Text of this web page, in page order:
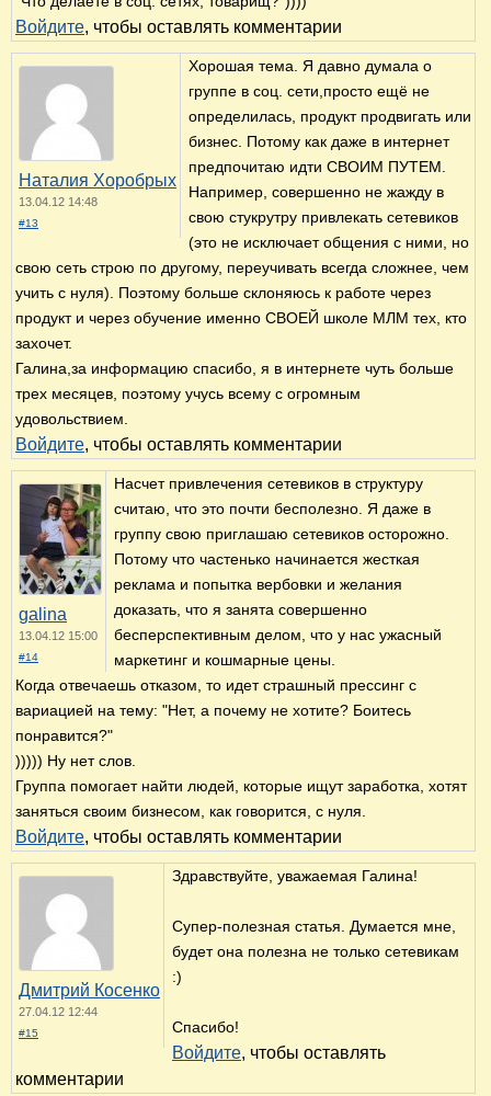
Войдите, чтобы оставлять комментарии
Наталия Хоробрых
13.04.12 14:48
#13
Хорошая тема. Я давно думала о
группе в соц. сети,просто ещё не
определилась, продукт продвигать или
бизнес. Потому как даже в интернет
предпочитаю идти СВОИМ ПУТЕМ.
Например, совершенно не жажду в
свою стукрутру привлекать сетевиков
(это не исключает общения с ними, но
свою сеть строю по другому, переучивать всегда сложнее, чем
учить с нуля). Поэтому больше склоняюсь к работе через
продукт и через обучение именно СВОЕЙ школе МЛМ тех, кто
захочет.
Галина,за информацию спасибо, я в интернете чуть больше
трех месяцев, поэтому учусь всему с огромным
удовольствием.
Войдите, чтобы оставлять комментарии
galina
13.04.12 15:00
#14
Насчет привлечения сетевиков в структуру
считаю, что это почти бесполезно. Я даже в
группу свою приглашаю сетевиков осторожно.
Потому что частенько начинается жесткая
реклама и попытка вербовки и желания
доказать, что я занята совершенно
бесперспективным делом, что у нас ужасный
маркетинг и кошмарные цены.
Когда отвечаешь отказом, то идет страшный прессинг с
вариацией на тему: "Нет, а почему не хотите? Боитесь
понравится?"
))))) Ну нет слов.
Группа помогает найти людей, которые ищут заработка, хотят
заняться своим бизнесом, как говорится, с нуля.
Войдите, чтобы оставлять комментарии
Дмитрий Косенко
27.04.12 12:44
#15
Здравствуйте, уважаемая Галина!
Супер-полезная статья. Думается мне,
будет она полезна не только сетевикам
:)
Спасибо!
Войдите, чтобы оставлять
комментарии